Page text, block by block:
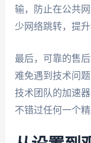
输，防止在公共
少网络跳转，提
最后，可靠的售
难免遇到技术问
技术团队的加速
不错过任何一个精